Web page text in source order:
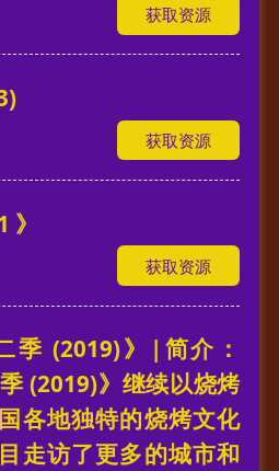
获取资源
获取资源
》
获取资源
季 (2019)》|简介：
(2019)》继续以烧烤
各地独特的烧烤文化
走访了更多的城市和